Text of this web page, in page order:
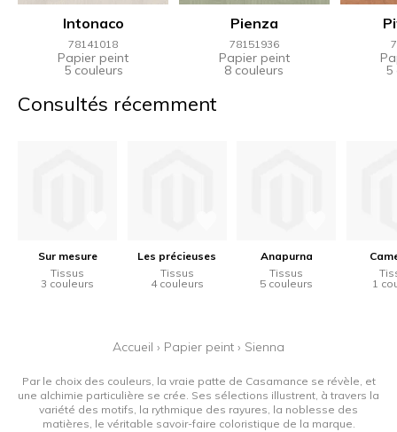
Intonaco
78141018
Papier peint
5 couleurs
Pienza
78151936
Papier peint
8 couleurs 5
Consultés récemment
Sur mesure
Tissus
3 couleurs
Les précieuses
Tissus
4 couleurs
Anapurna
Tissus
5 couleurs
1
Accueil › Papier peint › Sienna
Par le choix des couleurs, la vraie patte de Casamance se révèle, et
une alchimie particulière se crée. Ses sélections illustrent, à travers la
variété des motifs, la rythmique des rayures, la noblesse des
matières, le véritable savoir-faire coloristique de la marque.